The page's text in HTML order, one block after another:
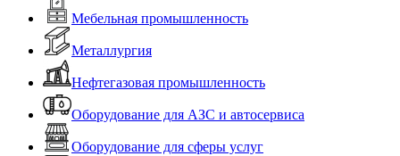
Мебельная промышленность
Металлургия
Нефтегазовая промышленность
Оборудование для АЗС и автосервиса
Оборудование для сферы услуг